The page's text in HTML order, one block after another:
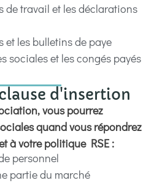
de travail et les déclarations
et les bulletins de paye
sociales et les congés payés
d'insertion
vous pourrez
quand vous répondrez
à votre politique RSE :
personnel
partie du marché